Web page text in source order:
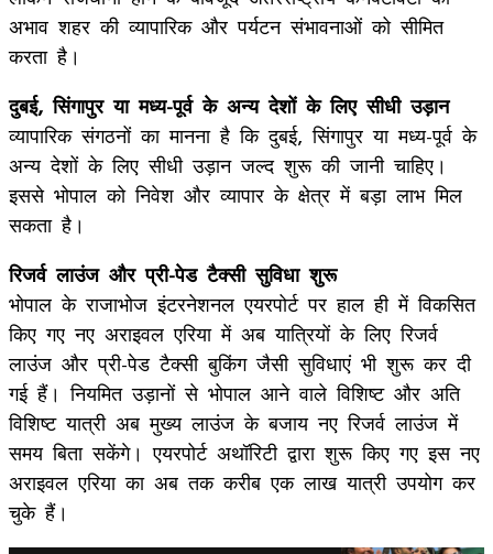
अभाव शहर की व्यापारिक और पर्यटन संभावनाओं को सीमित
करता है।
दुबई, सिंगापुर या मध्य-पूर्व के अन्य देशों के लिए सीधी उड़ान
व्यापारिक संगठनों का मानना है कि दुबई, सिंगापुर या मध्य-पूर्व के
अन्य देशों के लिए सीधी उड़ान जल्द शुरू की जानी चाहिए।
इससे भोपाल को निवेश और व्यापार के क्षेत्र में बड़ा लाभ मिल
सकता है।
रिजर्व लाउंज और प्री-पेड टैक्सी सुविधा शुरू
भोपाल के राजाभोज इंटरनेशनल एयरपोर्ट पर हाल ही में विकसित
किए गए नए अराइवल एरिया में अब यात्रियों के लिए रिजर्व
लाउंज और प्री-पेड टैक्सी बुकिंग जैसी सुविधाएं भी शुरू कर दी
गई हैं। नियमित उड़ानों से भोपाल आने वाले विशिष्ट और अति
विशिष्ट यात्री अब मुख्य लाउंज के बजाय नए रिजर्व लाउंज में
समय बिता सकेंगे। एयरपोर्ट अथॉरिटी द्वारा शुरू किए गए इस नए
अराइवल एरिया का अब तक करीब एक लाख यात्री उपयोग कर
चुके हैं।